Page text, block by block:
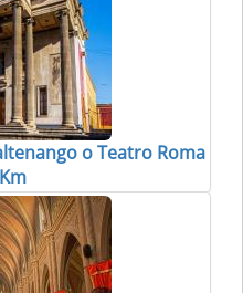
o Teatro Roma